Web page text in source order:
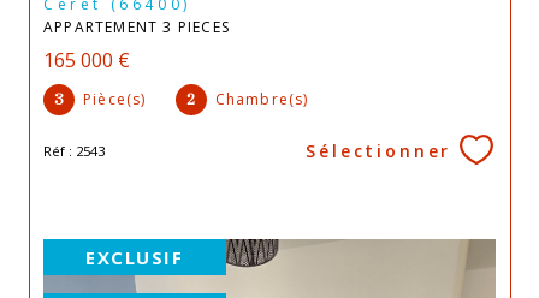
APPARTEMENT 3 PIECES
165 000 €
3 Pièce(s) 2 Chambre(s)
Réf : 2543 Sélectionner
EXCLUSIF